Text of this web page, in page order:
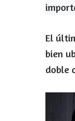
El
bien
doble